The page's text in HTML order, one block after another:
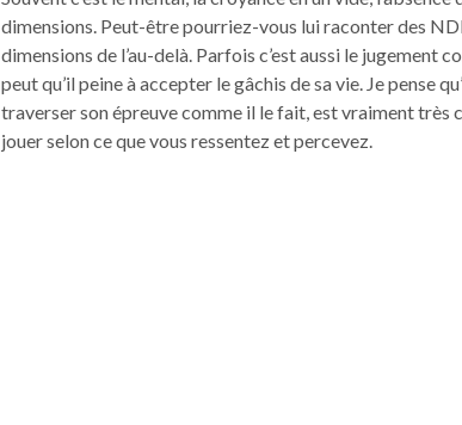
dimensions. Peut-être pourriez-vous lui raconter des
dimensions de l’au-delà. Parfois c’est aussi le jugement
peut qu’il peine à accepter le gâchis de sa vie. Je pense
traverser son épreuve comme il le fait, est vraiment
jouer selon ce que vous ressentez et percevez.